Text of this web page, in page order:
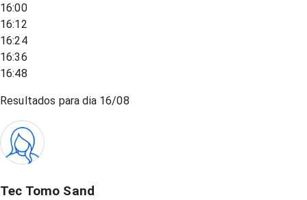
16:00
16:12
16:24
16:36
16:48
Resultados para dia 16/08
Tec Tomo Sand